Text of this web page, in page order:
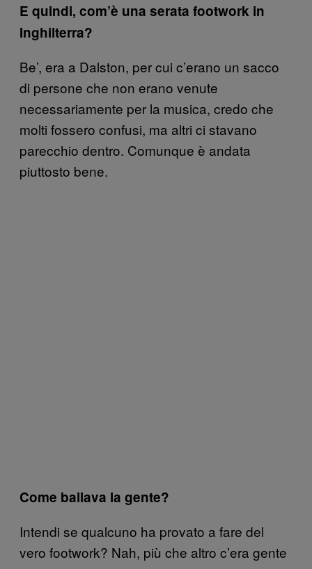
E quindi, com’è una serata footwork in
Inghilterra?
Be’, era a Dalston, per cui c’erano un sacco
di persone che non erano venute
necessariamente per la musica, credo che
molti fossero confusi, ma altri ci stavano
parecchio dentro. Comunque è andata
piuttosto bene.
Come ballava la gente?
Intendi se qualcuno ha provato a fare del
vero footwork? Nah, più che altro c’era gente